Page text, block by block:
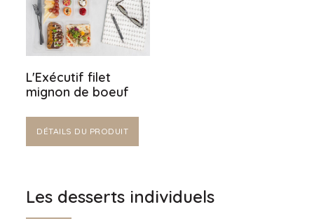
L'Exécutif filet
mignon de boeuf
DÉTAILS DU PRODUIT
Les desserts individuels